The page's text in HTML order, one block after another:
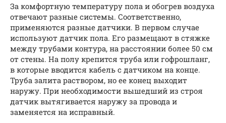
За комфортную температуру пола и обогрев воздуха
отвечают разные системы. Соответственно,
применяются разные датчики. В первом случае
используют датчик пола. Его размещают в стяжке
между трубами контура, на расстоянии более 50 см
от стены. На полу крепится труба или гофрошланг,
в которые вводится кабель с датчиком на конце.
Труба залита раствором, но ее конец выходит
наружу. При необходимости вышедший из строя
датчик вытягивается наружу за провода и
заменяется на исправный.